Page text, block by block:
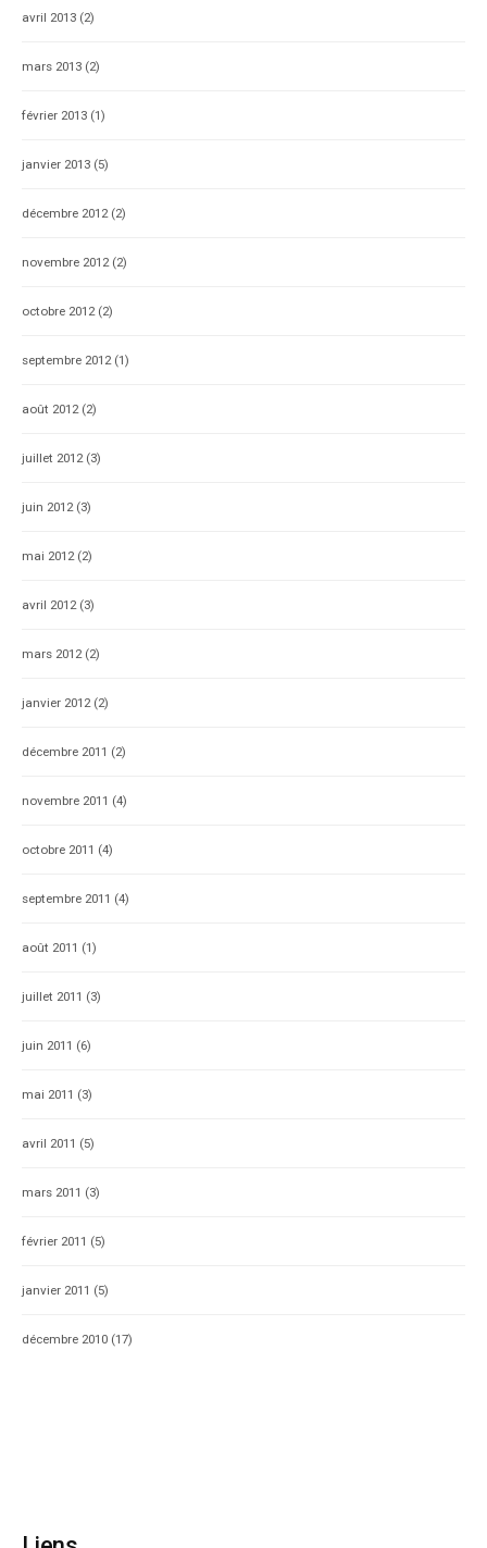
avril 2013 (2)
mars 2013 (2)
février 2013 (1)
janvier 2013 (5)
décembre 2012(2)
novembre 2012(2)
octobre 2012(2)
septembre 2012(1)
août 2012(2)
juillet 2012(3)
juin 2012(3)
mai 2012(2)
avril 2012(3)
mars 2012(2)
janvier 2012(2)
décembre 2011 (2)
novembre 2011 (4)
octobre 2011 (4)
septembre 2011 (4)
août 2011 (1)
juillet 2011 (3)
juin 2011 (6)
mai 2011 (3)
avril 2011 (5)
mars 2011 (3)
février 2011 (5)
janvier 2011 (5)
décembre 2010 (17)